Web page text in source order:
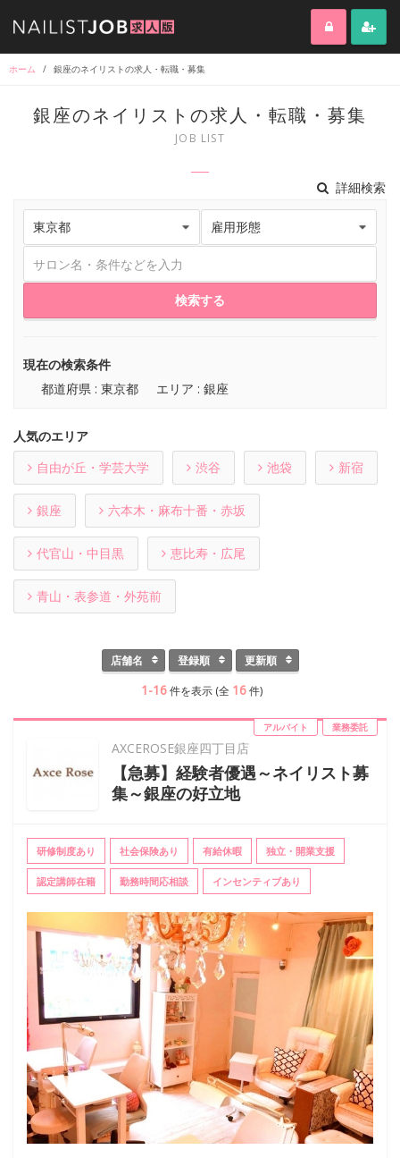
ホーム / 銀座のネイリストの求人・転職・募集
銀座のネイリストの求人・転職・募集
JOB LIST
検索する
詳細検索
現在の検索条件
都道府県 : 東京都
エリア : 銀座
人気のエリア
自由が丘・学芸大学
渋谷 池袋 新宿
銀座 六本木・麻布十番・赤坂
代官山・中目黒 恵比寿・広尾
青山・表参道・外苑前
店舗名 登録順 更新順
1-16 件を表示 (全 16 件)
アルバイト 業務委託
AXCEROSE銀座四丁目店
【急募】経験者優遇～ネイリスト募
集～銀座の好立地
研修制度あり 社会保険あり 有給休暇 独立・開業支援
認定講師在籍 勤務時間応相談 インセンティブあり